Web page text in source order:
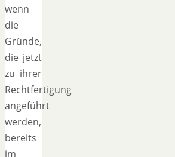
wenn
die
Gründe,
die jetzt
zu ihrer
Rechtfertigung
angeführt
werden,
bereits
im